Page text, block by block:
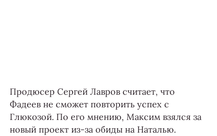
Продюсер Сергей Лавров считает, что
Фадеев не сможет повторить успех с
Глюкозой. По его мнению, Максим взялся за
новый проект из-за обиды на Наталью.